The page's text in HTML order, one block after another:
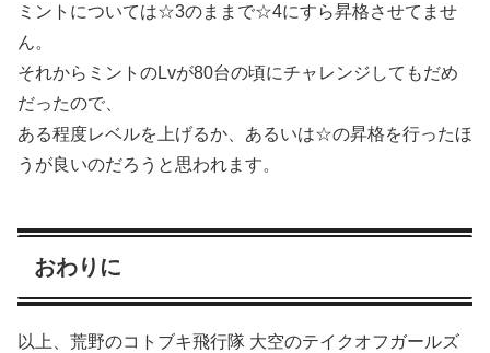
ミントについては☆3のままで☆4にすら昇格させてませ
ん。
それからミントのLvが80台の頃にチャレンジしてもだめ
だったので、
ある程度レベルを上げるか、あるいは☆の昇格を行ったほ
うが良いのだろうと思われます。
おわりに
以上、荒野のコトブキ飛行隊 大空のテイクオフガールズ